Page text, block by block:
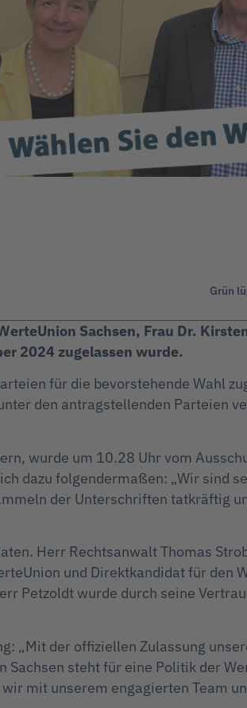
Grün
Sachsen, Frau Dr.
2024 zugelassen wurde.
für die bevorstehende Wahl
den antragstellenden Parteien
wurde um 10.28 Uhr vom
dazu folgendermaßen: „Wir sind
der Unterschriften tatkräftig
Herr Rechtsanwalt Thomas
und Direktkandidat für den
Petzoldt wurde durch seine
„Mit der offiziellen Zulassung
steht für eine Politik der
mit unserem engagierten Team